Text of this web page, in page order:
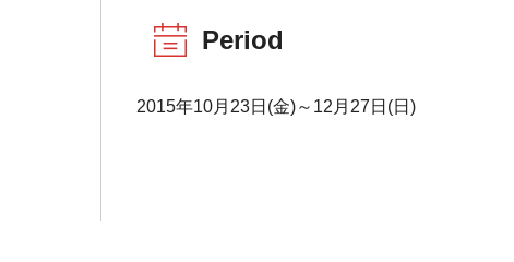
Period
2015年10月23日(金)～12月27日(日)